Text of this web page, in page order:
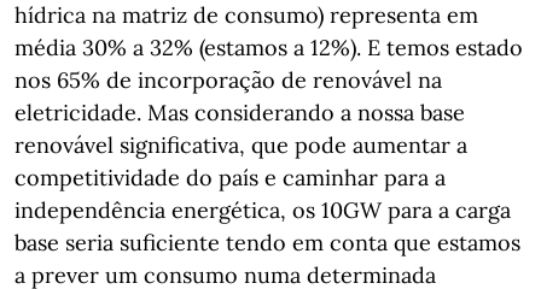
hídrica na matriz de consumo) representa em
média 30% a 32% (estamos a 12%). E temos estado
nos 65% de incorporação de renovável na
eletricidade. Mas considerando a nossa base
renovável significativa, que pode aumentar a
competitividade do país e caminhar para a
independência energética, os 10GW para a carga
base seria suficiente tendo em conta que estamos
a prever um consumo numa determinada